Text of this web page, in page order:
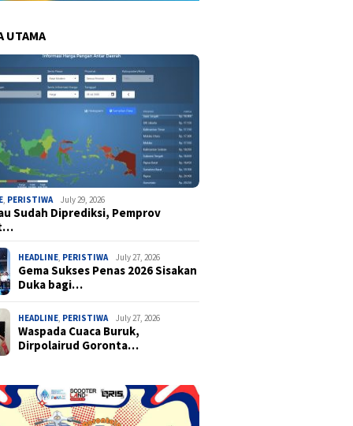
UTAMA
, PERISTIWA July 29, 2026
Sudah Diprediksi, Pemprov
HEADLINE, PERISTIWA July 27, 2026
Gema Sukses Penas 2026 Sisakan
Duka bagi…
HEADLINE, PERISTIWA July 27, 2026
Waspada Cuaca Buruk,
Dirpolairud Goronta…